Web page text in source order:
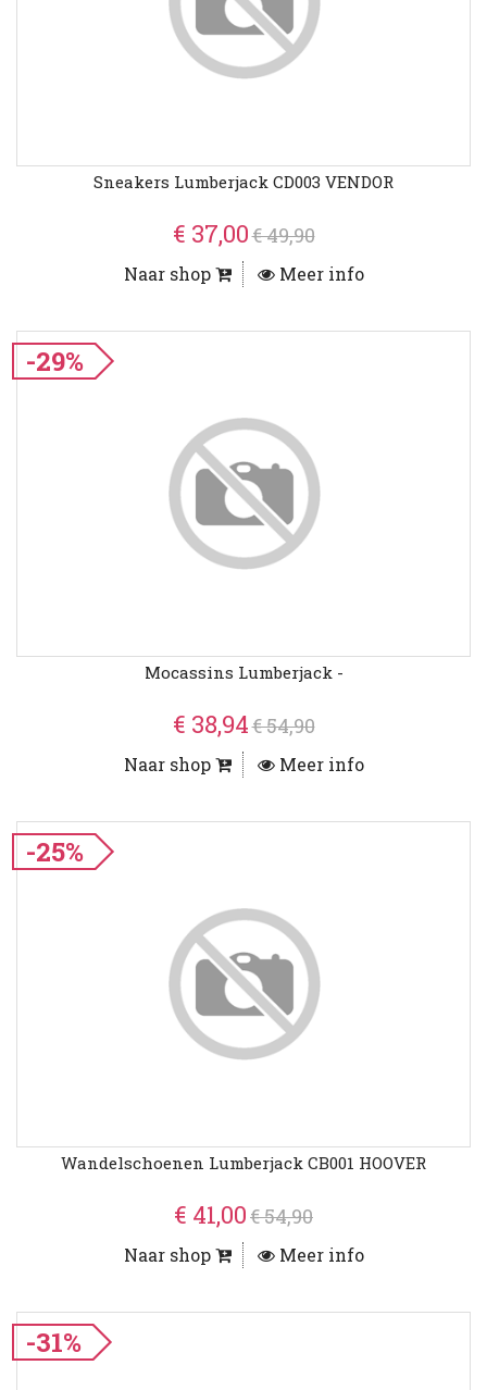
Sneakers Lumberjack CD003 VENDOR
€ 37,00€ 49,90
Naar shop Meer info
-29%
Mocassins Lumberjack -
€ 38,94€ 54,90
Naar shop Meer info
-25%
Wandelschoenen Lumberjack CB001 HOOVER
€ 41,00€ 54,90
Naar shop Meer info
-31%